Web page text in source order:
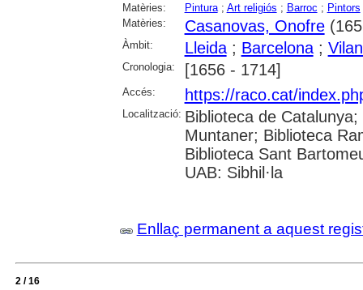
Matèries: Pintura; Art religiós ; Barroc ; Pintors
Matèries:
Casanovas, Onofre
Àmbit: Lleida; Barcelona;
Cronologia: [1656 - 1714]
Accés: https://raco.cat/
Localització: Biblioteca de
Muntaner; Biblioteca
Biblioteca Sant
UAB: Sibhil·la
Enllaç permanent a aquest
2 / 16